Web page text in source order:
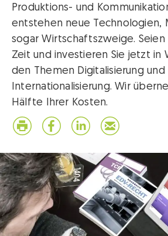
Produktions- und
entstehen neue Technologien,
sogar Wirtschaftszweige. Seien
Zeit und investieren Sie jetzt in
den Themen Digitalisierung und
Internationalisierung. Wir
Hälfte Ihrer Kosten.